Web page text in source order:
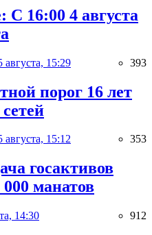
С 16:00 4 августа
августа, 15:29 393
порог 16 лет
августа, 15:12 353
госактивов
манатов
14:30 912